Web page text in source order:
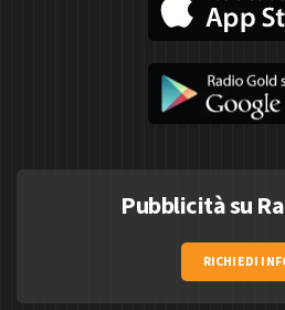
Pubblicità su
RICHIEDI